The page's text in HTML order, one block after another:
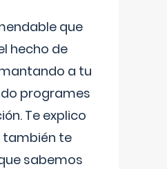
que
hecho de
a tu
programes
Te explico
también te
sabemos